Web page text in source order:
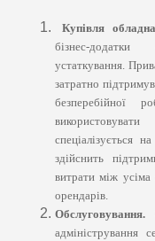
Купівля
бізнес-
устаткування.
затратно
безперебійної
спеціалізується
здійснить
витрати між
орендарів.
Обслуговування.
адміністрування